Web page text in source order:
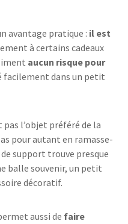
avantage pratique : il est
à certains cadeaux
aucun risque pour
facilement dans un petit
pas l’objet préféré de la
pour autant en ramasse-
support trouve presque
balle souvenir, un petit
décoratif.
aussi de faire